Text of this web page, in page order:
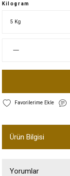
Kilogram
Ürün Bilgisi
Yorumlar